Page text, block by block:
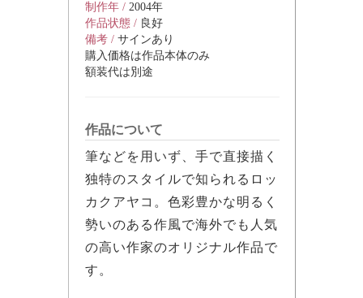
制作年 / 2004年
作品状態 / 良好
備考 / サインあり
購入価格は作品本体のみ
額装代は別途
作品について
筆などを用いず、手で直接描く
独特のスタイルで知られるロッ
カクアヤコ。色彩豊かな明るく
勢いのある作風で海外でも人気
の高い作家のオリジナル作品で
す。